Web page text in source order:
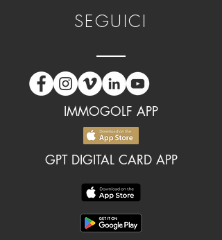
SEGUICI
IMMOGOLF APP
GPT DIGITAL CARD APP